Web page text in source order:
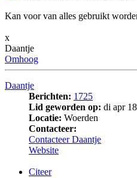
Kan voor van alles gebruikt
x
Daantje
Omhoog
Daantje
Berichten: 1725
Lid geworden op: di apr
Locatie: Woerden
Contacteer:
Contacteer Daantje
Website
Citeer